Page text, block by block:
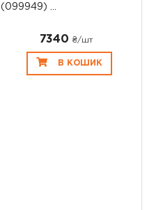
(099949) ...
7340 ₴/шт
В КОШИК